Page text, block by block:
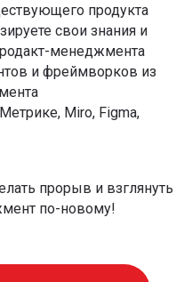
продукта
свои знания и
менеджмента
и фреймворков из
Miro, Figma,
прорыв и взглянуть
по-новому!